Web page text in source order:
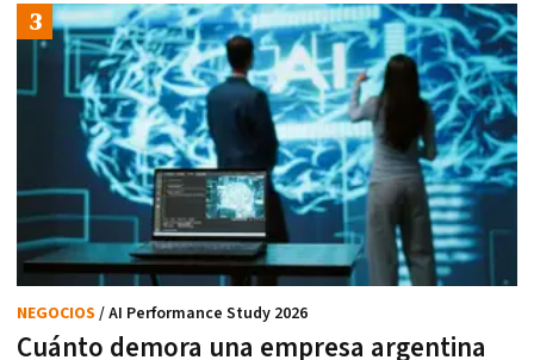
Cuánto demora una empresa argentina
NEGOCIOS / AI Performance Study 2026